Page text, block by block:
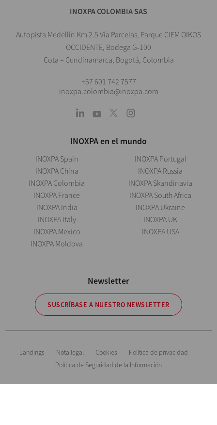
INOXPA COLOMBIA SAS
Autopista Medellín Km 2.5 Vía Parcelas, Parque CIEM OIKOS
OCCIDENTE, Bodega G-100
Cota – Cundinamarca, Bogotá, Colombia
+57 601 742 7577
inoxpa.colombia@inoxpa.com
INOXPA en el mundo
INOXPA Spain
INOXPA China
INOXPA Colombia
INOXPA France
INOXPA India
INOXPA Italy
INOXPA Mexico
INOXPA Moldova
INOXPA Portugal
INOXPA Russia
INOXPA Skandinavia
INOXPA South Africa
INOXPA Ukraine
INOXPA UK
INOXPA USA
Newsletter
SUSCRÍBASE A NUESTRO NEWSLETTER
Landings Nota legal Cookies
Política de privacidad
Política de Seguridad de la Información
Información orientativa. Reservándonos el derecho de modificar cualquier